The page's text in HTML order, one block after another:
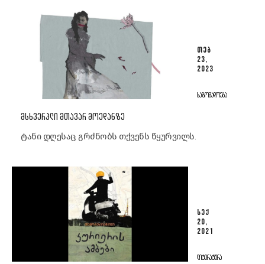
ᲗᲔᲑ
23,
2023
ᲡᲐᲖᲝᲒᲐᲓᲝᲔᲑᲐ
ᲛᲡᲮᲕᲔᲠᲞᲚᲘ ᲛᲗᲐᲕᲐᲠ ᲛᲝᲔᲓᲐᲜᲖᲔ
ტანი დღესაც გრძნობს თქვენს წყურვილს.
ᲡᲔᲥ
20,
2021
ᲚᲘᲢᲔᲠᲐᲢᲣᲠᲐ